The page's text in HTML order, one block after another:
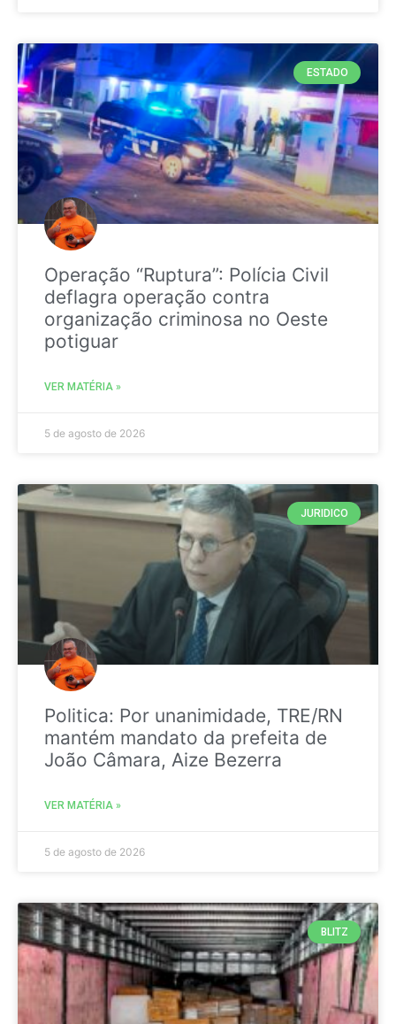
ESTADO
Operação “Ruptura”: Polícia Civil
deflagra operação contra
organização criminosa no Oeste
potiguar
VER MATÉRIA »
5 de agosto de 2026
JURIDICO
Politica: Por unanimidade, TRE/RN
mantém mandato da prefeita de
João Câmara, Aize Bezerra
VER MATÉRIA »
5 de agosto de 2026
BLITZ